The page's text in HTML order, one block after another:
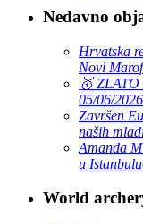
Nedavno
Hrvatska
Novi Marof
🥇
05/06/2026
Završen
naših
Amanda
u Istanbulu
World